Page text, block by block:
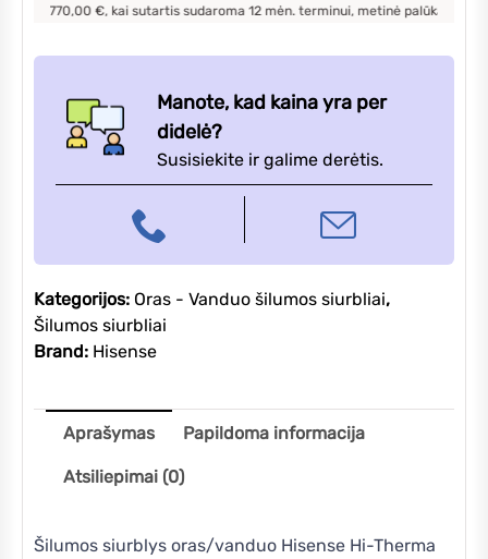
4,4kW
€, kai sutartis sudaroma12mėn. terminui, metinė palūkanų norma –
Manote, kad kaina yra per
didelė?
Susisiekite ir galime derėtis.
Kategorijos: Oras - Vanduo šilumos siurbliai,
Šilumos siurbliai
Brand: Hisense
Aprašymas Papildoma informacija
Atsiliepimai (0)
Šilumos siurblys oras/vanduo Hisense Hi-Therma